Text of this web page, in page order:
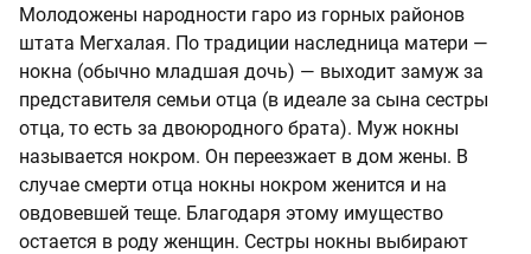
Молодожены народности гаро из горных районов
штата Мегхалая. По традиции наследница матери —
нокна (обычно младшая дочь) — выходит замуж за
представителя семьи отца (в идеале за сына сестры
отца, то есть за двоюродного брата). Муж нокны
называется нокром. Он переезжает в дом жены. В
случае смерти отца нокны нокром женится и на
овдовевшей теще. Благодаря этому имущество
остается в роду женщин. Сестры нокны выбирают